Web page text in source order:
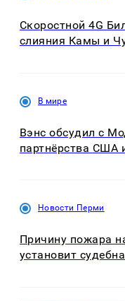
Скоростной 4G
слияния Камы и
В мире
Вэнс обсудил с
партнёрства США
Новости Перми
Причину пожара
установит